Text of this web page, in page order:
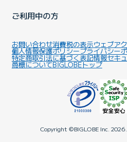
ご利用中の方
お問い合わせ消費税の表示ウェブア
個人情報保護ポリシープライバシー
特定商取引法に基づく表記情報セキ
商標についてBIGLOBEトップ
Copyright ©BIGLOBE Inc. 2026.